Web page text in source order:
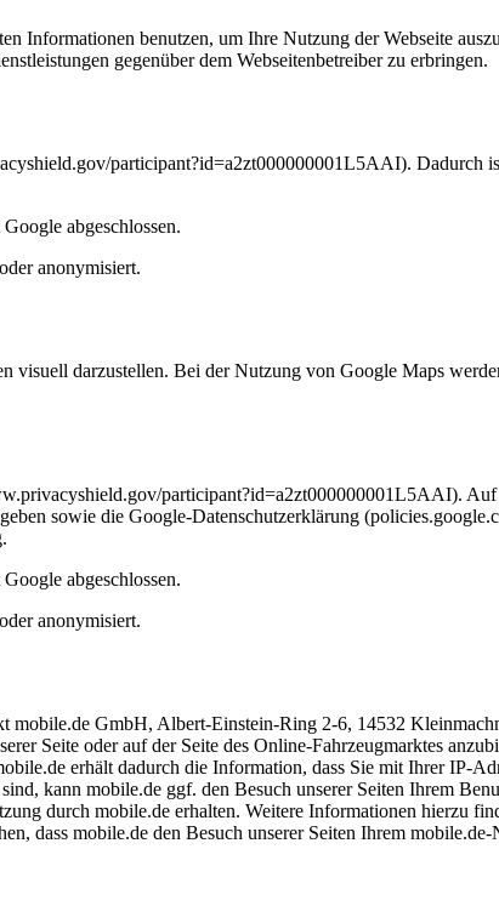
Informationen benutzen, um Ihre Nutzung der Webseite
gegenüber dem Webseitenbetreiber zu erbringen.
participant?id=a2zt000000001L5AAI). Dadurch
abgeschlossen.
anonymisiert.
visuell darzustellen. Bei der Nutzung von Google Maps
participant?id=a2zt000000001L5AAI).
sowie die Google-Datenschutzerklärung
abgeschlossen.
anonymisiert.
mobile.de GmbH, Albert-Einstein-Ring 2-6, 14532
Seite oder auf der Seite des Online-Fahrzeugmarktes
erhält dadurch die Information, dass Sie mit Ihrer IP-
kann mobile.de ggf. den Besuch unserer Seiten Ihrem
durch mobile.de erhalten. Weitere Informationen hierzu
dass mobile.de den Besuch unserer Seiten Ihrem